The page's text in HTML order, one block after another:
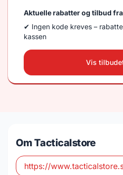
Aktuelle rabatter og tilbud
✔ Ingen kode kreves –
kassen
Vis
Om Tacticalstore
https://